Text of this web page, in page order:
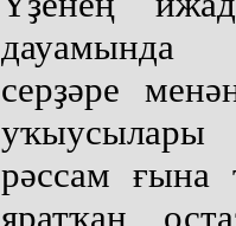
дауамында
серҙәре
рәссам ғына
яратҡан